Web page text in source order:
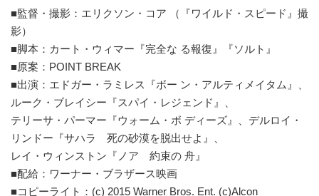
■監督・撮影：エリクソン・コア （『ワイルド・スピード』撮
影）
■脚本：カート・ウィマー『完全な る報復』『ソルト』
■原案：POINT BREAK
■出演：エドガー・ラミレス『ボー ン・アルティメイタム』、
ルーク・ブレイシー『スパイ・レジェンド』、
テリーサ・パーマー『ウォーム・ボ ディーズ』、デルロイ・
リンドー『サハラ 死の砂漠を脱出せよ』、
レイ・ウィンストン『ノア 約束の 舟』
■配給：ワーナー・ブラザース映画
■コピーライト：(c) 2015 Warner Bros. Ent. (c)Alcon